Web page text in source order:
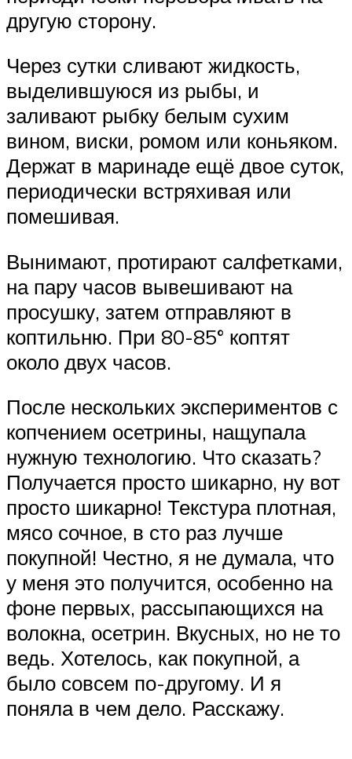
другую сторону.
Через сутки сливают жидкость,
выделившуюся из рыбы, и
заливают рыбку белым сухим
вином, виски, ромом или коньяком.
Держат в маринаде ещё двое суток,
периодически встряхивая или
помешивая.
Вынимают, протирают салфетками,
на пару часов вывешивают на
просушку, затем отправляют в
коптильню. При 80-85° коптят
около двух часов.
После нескольких экспериментов с
копчением осетрины, нащупала
нужную технологию. Что сказать?
Получается просто шикарно, ну вот
просто шикарно! Текстура плотная,
мясо сочное, в сто раз лучше
покупной! Честно, я не думала, что
у меня это получится, особенно на
фоне первых, рассыпающихся на
волокна, осетрин. Вкусных, но не то
ведь. Хотелось, как покупной, а
было совсем по-другому. И я
поняла в чем дело. Расскажу.